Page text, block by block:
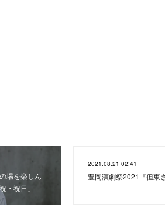
場を楽しん
・祝日」
2021.08.21 02:41
豊岡演劇祭2021『但東